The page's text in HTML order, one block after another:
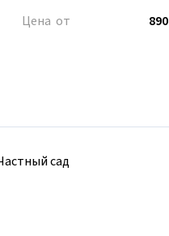
Цена от
сад